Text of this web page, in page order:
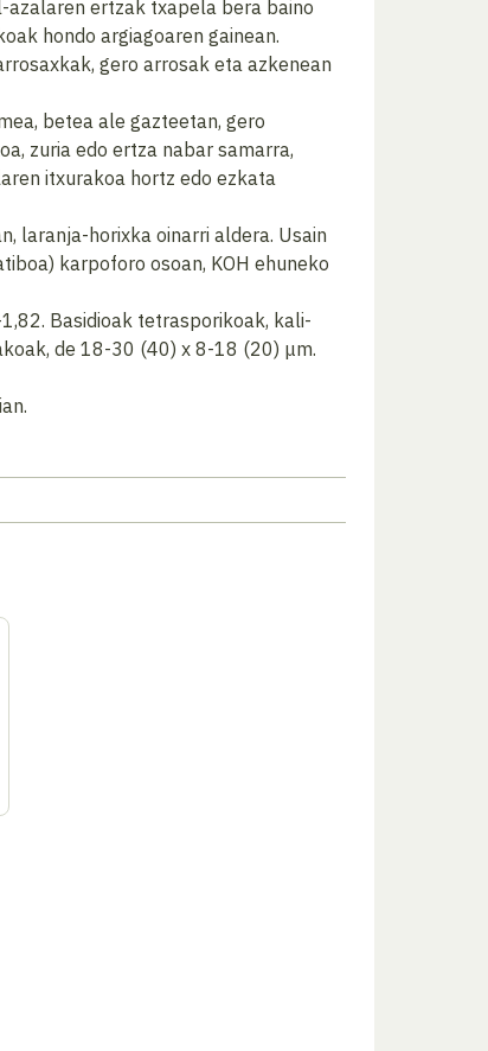
azalaren ertzak txapela bera baino
hondo argiagoaren gainean.
gero arrosak eta azkenean
betea ale gazteetan, gero
zuria edo ertza nabar samarra,
itxurakoa hortz edo ezkata
laranja-horixka oinarri aldera. Usain
karpoforo osoan, KOH ehuneko
Basidioak tetrasporikoak, kali-
de 18-30 (40) x 8-18 (20) μm.